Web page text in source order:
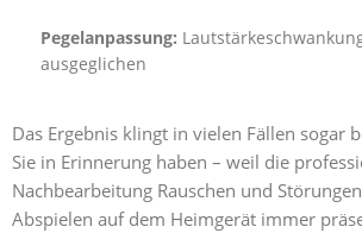
Pegelanpassung:
ausgeglichen
Das Ergebnis klingt in vielen Fällen sogar
Sie in Erinnerung haben – weil die
Nachbearbeitung Rauschen und
Abspielen auf dem Heimgerät immer